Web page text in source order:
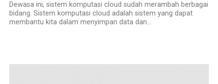
Dewasa ini, sistem komputasi cloud sudah merambah berbagai
bidang. Sistem komputasi cloud adalah sistem yang dapat
membantu kita dalam menyimpan data dan...